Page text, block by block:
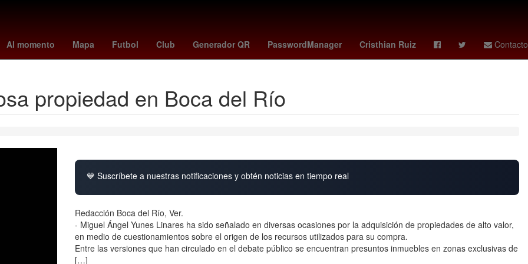
Al momento Mapa Futbol Club Generador QR PasswordManager Cristhian Ruiz Contacto
2024 Derecho Aguascalientes Senador Nueva York G7 paises 27 de marzo
propiedad en Boca del Río
💙 Suscríbete a nuestras notificaciones y obtén noticias en tiempo real
Redacción Boca del Río, Ver.
- Miguel Ángel Yunes Linares ha sido señalado en diversas ocasiones por la adquisición de propiedades de alto valor,
en medio de cuestionamientos sobre el origen de los recursos utilizados para su compra.
Entre las versiones que han circulado en el debate público se encuentran presuntos inmuebles en zonas exclusivas de
[…]